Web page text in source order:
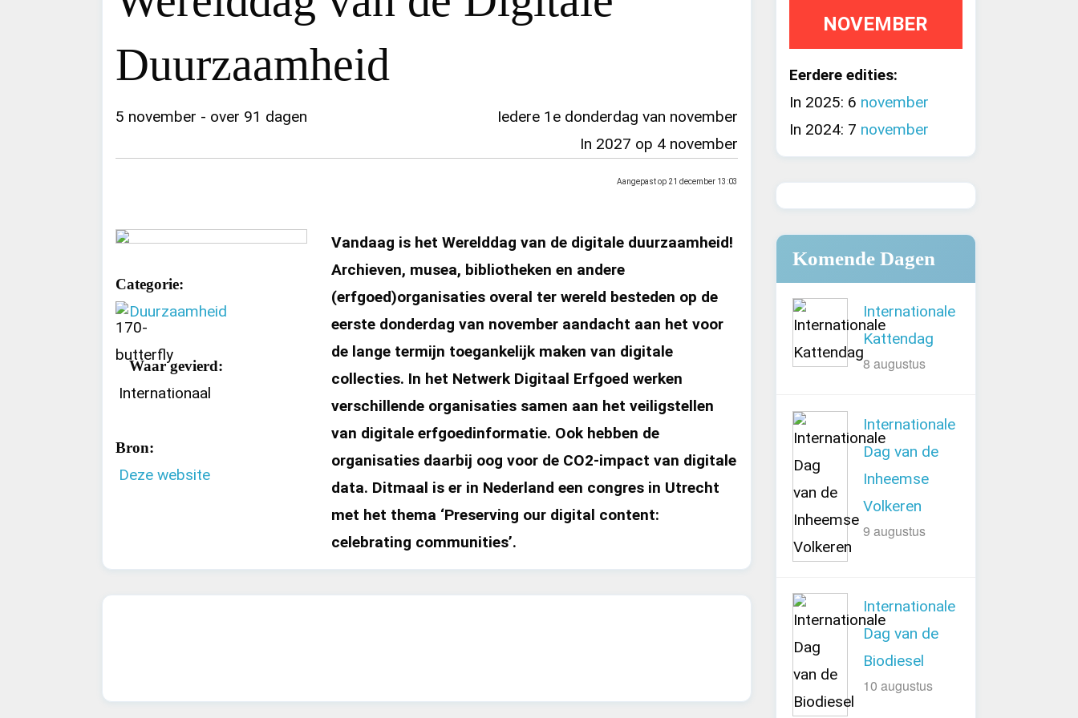
Duurzaamheid
5 november - over 91 dagen
Iedere 1e donderdag van november
In 2027 op 4 november
Aangepast op 21 december 13:03
Categorie:
Duurzaamheid
Waar gevierd:
Internationaal
Bron:
Deze website
Vandaag is het Werelddag van de digitale duurzaamheid!
Archieven, musea, bibliotheken en andere
(erfgoed)organisaties overal ter wereld besteden op de
eerste donderdag van november aandacht aan het voor
de lange termijn toegankelijk maken van digitale
collecties. In het Netwerk Digitaal Erfgoed werken
verschillende organisaties samen aan het veiligstellen
van digitale erfgoedinformatie. Ook hebben de
organisaties daarbij oog voor de CO2-impact van digitale
data. Ditmaal is er in Nederland een congres in Utrecht
met het thema ‘Preserving our digital content:
celebrating communities’.
NOVEMBER
Eerdere edities:
In 2025: 6 november
In 2024: 7 november
Komende Dagen
Internationale
Kattendag
8 augustus
Internationale
Dag van de
Inheemse
Volkeren
9 augustus
Internationale
Dag van de
Biodiesel
10 augustus